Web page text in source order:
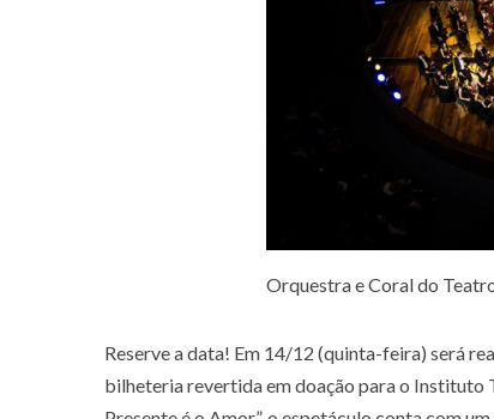
Orquestra e Coral do
Reserve a data! Em 14/12 (quinta-feira) será
bilheteria revertida em doação para o Instituto